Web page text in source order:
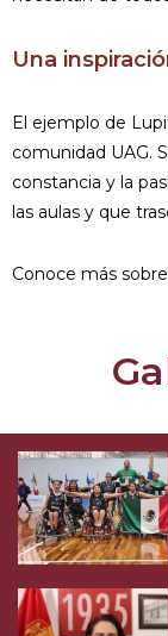
Una
El ejemplo de
comunidad UAG.
constancia y la
las aulas y que
Conoce más